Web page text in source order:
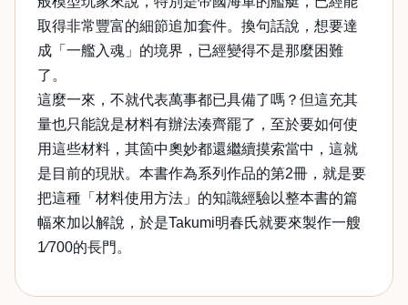
取得非常豐富的細節追加套件。換句話說，想要達
成「一艦入魂」的境界，已經變得不是那麼困難
了。
這麼一來，不就代表萬事都已具備了嗎？但這充其
量也只能說是材料有辦法湊齊罷了，至於要如何使
用這些材料，其箇中奧妙都還繼續摸索當中，這就
是目前的現狀。本書作為系列作品的第2冊，就是要
把這種「材料使用方法」的知識經驗以整本書的篇
幅來加以解說，於是Takumi明春氏就要來製作一艘
1∕700的長門。